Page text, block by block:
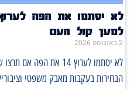
למען קול העם
2 באוגוסט 2026
לא יסתמו לערוץ 14 את
הבחירות בעקבות מאבק משפטי